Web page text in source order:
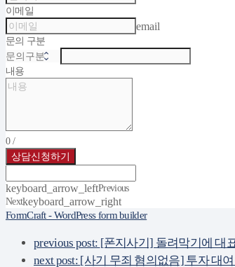
이메일
email
문의 구분
내용
0/
상담신청하기
keyboard_arrow_leftPrevious
Nextkeyboard_arrow_right
FormCraft - WordPress form builder
previous post: [폰지사기] 돌려막기에 대
next post: [사기 무죄 혐의없음] 투자 대여